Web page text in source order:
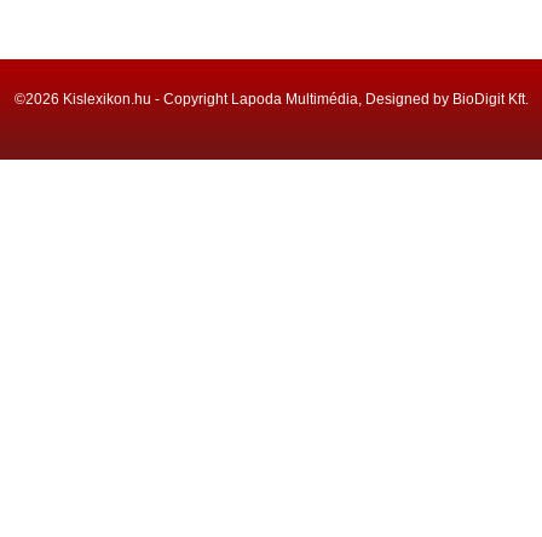
©2026 Kislexikon.hu - Copyright Lapoda Multimédia, Designed by BioDigit Kft.